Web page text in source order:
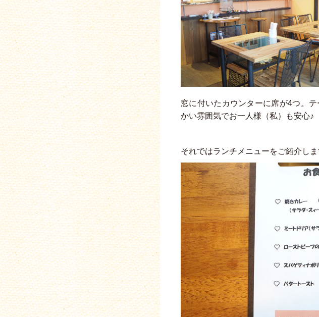
窓に付いたカウンターに席が4つ。
かい雰囲気でお一人様（私）も安心♪
それではランチメニューをご紹介しま